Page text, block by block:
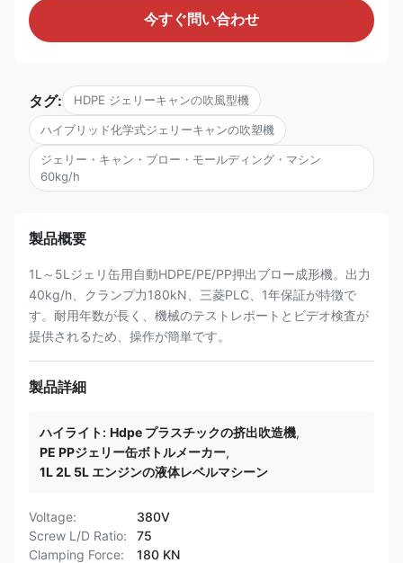
今すぐ問い合わせ
タグ: HDPE ジェリーキャンの吹風型機
ハイブリッド化学式ジェリーキャンの吹塑機
ジェリー・キャン・ブロー・モールディング・マシン
60kg/h
製品概要
1L～5Lジェリ缶用自動HDPE/PE/PP押出ブロー成形機。出力
40kg/h、クランプ力180kN、三菱PLC、1年保証が特徴で
す。耐用年数が長く、機械のテストレポートとビデオ検査が
提供されるため、操作が簡単です。
製品詳細
ハイライト: Hdpe プラスチックの挤出吹造機,
PE PPジェリー缶ボトルメーカー,
1L 2L 5L エンジンの液体レベルマシーン
Voltage:
380V
Screw L/D Ratio:
75
Clamping Force:
180 KN